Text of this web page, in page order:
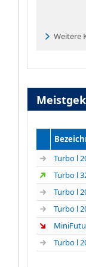
Weitere
Turbo l
Turbo l
Turbo l
Turbo l
Turbo l